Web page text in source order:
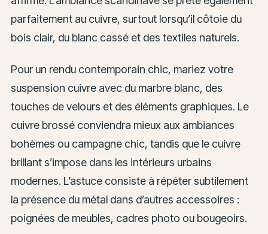
parfaitement au cuivre, surtout lorsqu’il côtoie du
bois clair, du blanc cassé et des textiles naturels.
Pour un rendu contemporain chic, mariez votre
suspension cuivre avec du marbre blanc, des
touches de velours et des éléments graphiques. Le
cuivre brossé conviendra mieux aux ambiances
bohèmes ou campagne chic, tandis que le cuivre
brillant s’impose dans les intérieurs urbains
modernes. L’astuce consiste à répéter subtilement
la présence du métal dans d’autres accessoires :
poignées de meubles, cadres photo ou bougeoirs.